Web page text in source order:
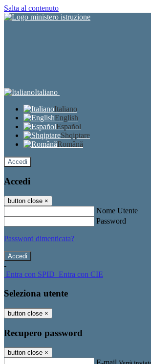
Salta al contenuto
Italiano
Italiano
English
Español
Shqiptare
Română
Accedi
Accedi
button close ×
Nome Utente
Password
Password dimenticata?
-
Entra con SPID Entra con CIE
Seleziona utente
button close ×
Recupero password
button close ×